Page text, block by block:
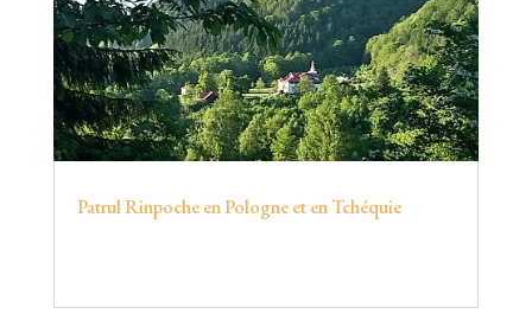
Patrul Rinpoche en Pologne et en Tchéquie